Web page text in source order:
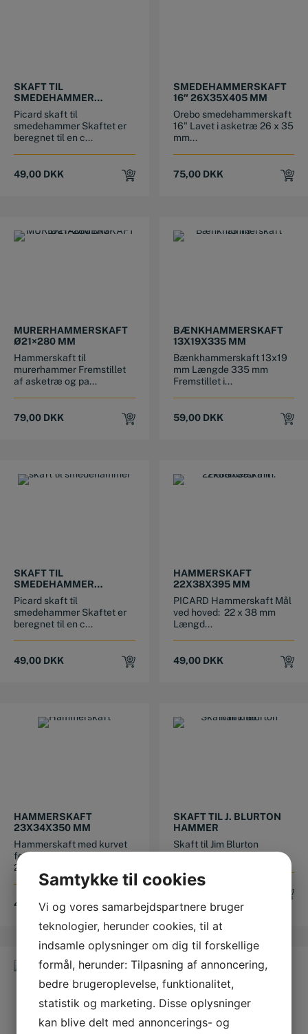
SKAFT TIL
SMEDEHAMMER
20X33X280 MM
Picard skaft til
smedehammer Skaftet er
beregnet til en c...
49,00 DKK
SMEDEHAMMERSKAFT
16″ 26X35X405 MM
Orebo smedehammerskaft
16" Lavet i asketræ 26 x 35
mm...
75,00 DKK
MURERHAMMERSKAFT
Ø21×280 MM
Hammerskaft til
murerhammer Fremstillet
af asketræ og pa...
79,00 DKK
BÆNKHAMMERSKAFT
13X19X335 MM
Bænkhammerskaft 13x19
mm Længde 335 mm
Fremstillet i...
59,00 DKK
SKAFT TIL
SMEDEHAMMER
22X36X300 MM
Picard skaft til
smedehammer Skaftet er
beregnet til en c...
49,00 DKK
HAMMERSKAFT
22X38X395 MM
PICARD Hammerskaft Mål
ved hoved: 22 x 38 mm
Længd...
49,00 DKK
HAMMERSKAFT
23X34X350 MM
Hammerskaft med kurvet
form Hovedet måler:
23x34 mm L...
49,00DKK
SKAFT TIL J. BLURTON
HAMMER
Skaft til Jim Blurton
Samtykke til cookies
Vi og vores samarbejdspartnere bruger
teknologier, herunder cookies, til at
indsamle oplysninger om dig til forskellige
formål, herunder: Tilpasning af annoncering,
bedre brugeroplevelse, funktionalitet,
statistik og marketing. Disse oplysninger
kan blive delt med annoncerings- og